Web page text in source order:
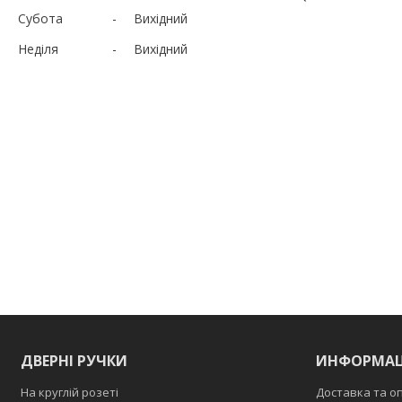
Субота
Вихідний
Неділя
Вихідний
ДВЕРНІ РУЧКИ
На круглій розеті Доставка та